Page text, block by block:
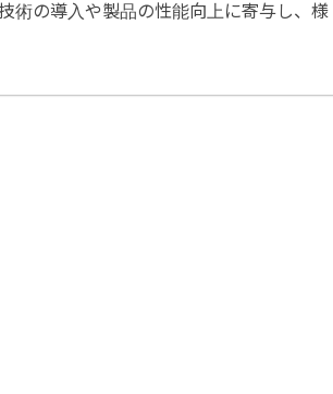
術の導入や製品の性能向上に寄与し、様